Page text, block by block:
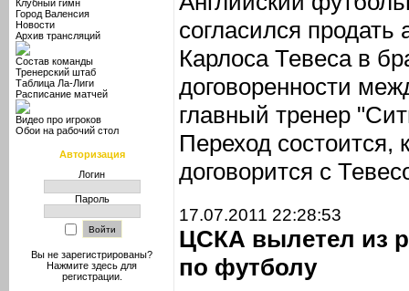
Клубный гимн
Город Валенсия
Новости
Архив трансляций
Состав команды
Тренерский штаб
Таблица Ла-Лиги
Расписание матчей
Видео про игроков
Обои на рабочий стол
Авторизация
Логин
Пароль
Вы не зарегистрированы?
Нажмите здесь для
регистрации.
согласился продать
Карлоса Тевеса в
договоренности
главный тренер
Переход состоится,
договорится с
17.07.2011 22:28:53
ЦСКА вылетел из
по футболу